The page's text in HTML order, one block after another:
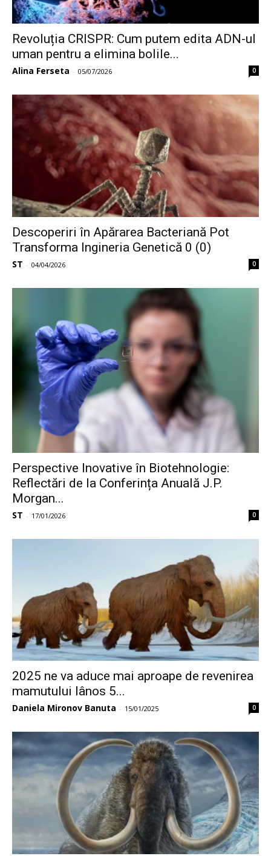
Revoluția CRISPR: Cum putem edita ADN-ul
uman pentru a elimina bolile...
Alina Ferseta - 05/07/2026 0
Descoperiri în Apărarea Bacteriană Pot
Transforma Ingineria Genetică 0 (0)
ST - 04/04/2026 0
Perspective Inovative în Biotehnologie:
Reflectări de la Conferința Anuală J.P.
Morgan...
ST - 17/01/2026 0
2025 ne va aduce mai aproape de revenirea
mamutului lânos 5...
Daniela Mironov Banuta - 15/01/2025 0